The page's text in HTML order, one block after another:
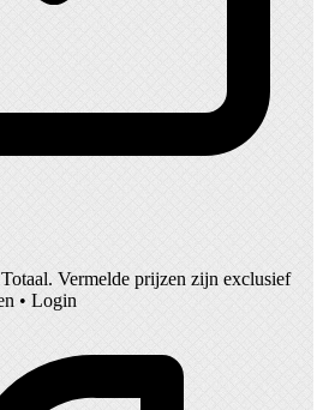
. Vermelde prijzen zijn exclusief
• Login